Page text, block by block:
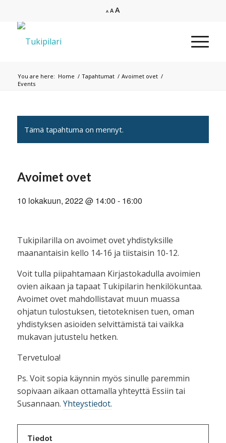
A Decrease
AReset
font
AIncrease
font
You are here: Home / Tapahtumat / Avoimet ovet /
Events
Tämä tapahtuma on mennyt.
Avoimet ovet
10 lokakuun, 2022 @ 14:00 - 16:00
Tukipilarilla on avoimet ovet yhdistyksille
maanantaisin kello 14-16 ja tiistaisin 10-12.
Voit tulla piipahtamaan Kirjastokadulla avoimien
ovien aikaan ja tapaat Tukipilarin henkilökuntaa.
Avoimet ovet mahdollistavat muun muassa
ohjatun tulostuksen, tietoteknisen tuen, oman
yhdistyksen asioiden selvittämistä tai vaikka
mukavan jutustelu hetken.
Tervetuloa!
Ps. Voit sopia käynnin myös sinulle paremmin
sopivaan aikaan ottamalla yhteyttä Essiin tai
Susannaan. Yhteystiedot.
Tiedot